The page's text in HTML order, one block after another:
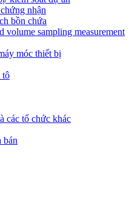
nhận
bồn chứa
sampling measurement
móc thiết bị
tô
các tổ chức khác
bán